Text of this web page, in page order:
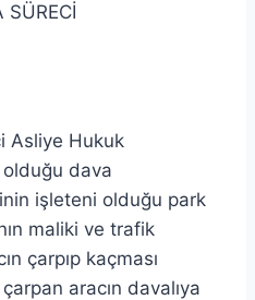
SÜRECİ
Asliye Hukuk
dava
işleteni olduğu park
maliki ve trafik
çarpıp kaçması
aracın davalıya